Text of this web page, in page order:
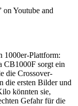
on Youtube and
1000er-Plattform:
CB1000F sorgt ein
die Crossover-
die ersten Bilder und
könnten sie,
Gefahr für die